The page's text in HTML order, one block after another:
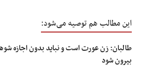
این مطالب هم توصیه می‌شود:
طالبان: زن عورت است و نباید بدون اجازه
بیرون شود